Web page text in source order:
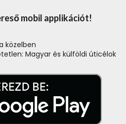
mobil applikációt!
közelben
Magyar és külföldi úticélok